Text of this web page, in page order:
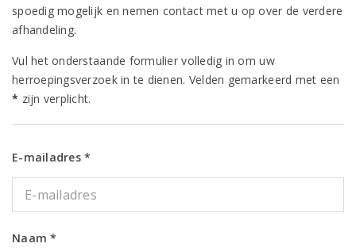
spoedig mogelijk en nemen contact met u op over de verdere
afhandeling.
Vul het onderstaande formulier volledig in om uw
herroepingsverzoek in te dienen. Velden gemarkeerd met een
* zijn verplicht.
E-mailadres *
Naam *